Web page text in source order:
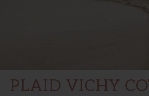
PLAID VICHY